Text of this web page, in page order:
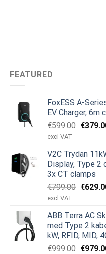
FEATURED
FoxESS A-
EV Charger, 6m
€599.00 Den
var:
€
excl VAT
V2C Trydan
Display, Type 2
3x CT clamps
€799.00 Den
var:
€
excl VAT
ABB Terra AC
med Type 2
kW, RFID, MID,
€999.00 Den
€